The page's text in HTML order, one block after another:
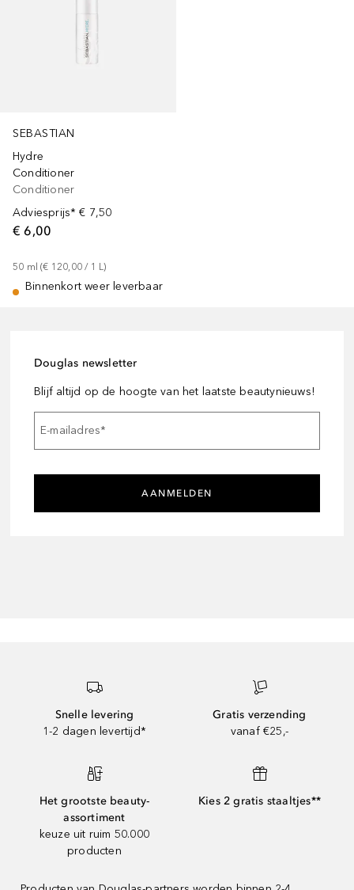
SEBASTIAN
Hydre
Conditioner
Conditioner
Adviesprijs* € 7,50
€ 6,00
50 ml (€ 120,00 / 1 L)
Binnenkort weer leverbaar
Douglas newsletter
Blijf altijd op de hoogte van het laatste beautynieuws!
E-mailadres*
AANMELDEN
Snelle levering
1-2 dagen levertijd*
Gratis verzending
vanaf €25,-
Het grootste beauty-
assortiment
keuze uit ruim 50.000
producten
Kies 2 gratis staaltjes**